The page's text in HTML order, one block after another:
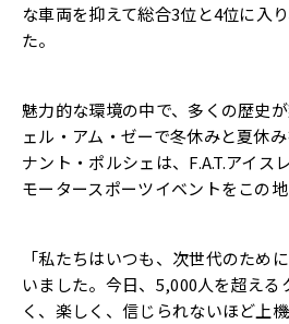
な車両を抑えて総合3位と4位に入
た。
魅力的な環境の中で、多くの歴史
ェル・アム・ゼーで冬休みと夏休
ナント・ポルシェは、F.A.T.アイス
モータースポーツイベントをこの地
「私たちはいつも、次世代のため
いました。今日、5,000人を超える
く、楽しく、信じられないほど上